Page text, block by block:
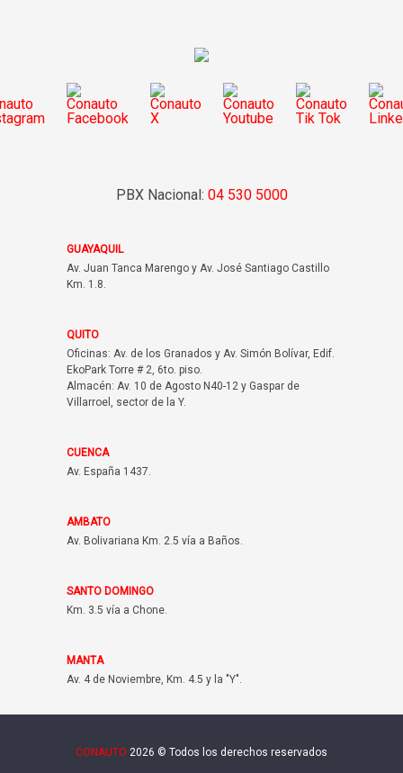
PBX Nacional: 04 530 5000
GUAYAQUIL
Av. Juan Tanca Marengo y Av. José Santiago Castillo
Km. 1.8.
QUITO
Oficinas: Av. de los Granados y Av. Simón Bolívar, Edif.
EkoPark Torre # 2, 6to. piso.
Almacén: Av. 10 de Agosto N40-12 y Gaspar de
Villarroel, sector de la Y.
CUENCA
Av. España 1437.
AMBATO
Av. Bolivariana Km. 2.5 vía a Baños.
SANTO DOMINGO
Km. 3.5 vía a Chone.
MANTA
Av. 4 de Noviembre, Km. 4.5 y la "Y".
CONAUTO 2026 © Todos los derechos reservados